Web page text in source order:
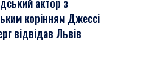
корінням Джессі
відвідав Львів